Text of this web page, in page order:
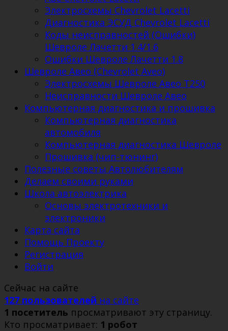
Электросхемы Chevrolet Lacetti
Диагностика ЭСУД Chevrolet Lacetti
Коды неисправностей (Ошибки)
Шевроле Лачетти 1.4/1.6
Ошибки Шевроле Лачетти 1.8
Шевроле Авео (Chevrolet Aveo)
Электросхемы Шевроле Авео Т250
Неисправности Шевроле Авео
Компьютерная диагностика и прошивка
Компьютерная диагностика
автомобиля
Компьютерная диагностика Шевроле
Прошивка (чип-тюнинг)
Полезные советы Автолюбителям
Делаем своими руками
Школа автоэлектрика
Основы электротехники и
электроники
Карта сайта
Помощь Проекту
Регистрация
Войти
Сейчас на сайте
127 пользователей на сайте
1 посетитель просматривают эту страницу.
Кто просматривает: 1 робот